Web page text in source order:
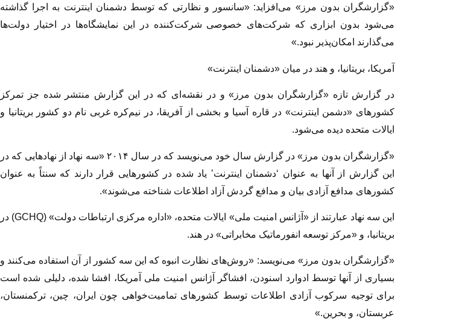
«گزارشگران بدون مرز» می‌افزاید: «سانسور و نظارتی که توسط دشمنان اینترنت به اجرا گذاشته
می‌شود بدون ابزاری که شرکت‌های خصوصی شرکت‌کننده در این نمایشگاه‌ها در اختیار دولت‌ها
می‌گذارند امکان‌پذیر نبود.»
آمریکا، بریتانیا، و هند در میان «دشمنان اینترنت»
در گزارش تازه «گزارشگران بدون مرز» و در نقشه‌ای که در این گزارش منتشر شده جز تمرکز
کشورهای «دشمن اینترنت» در قاره آسیا و بخشی از آفریقا، در نیم‌کره غربی نام دو کشور بریتانیا و
ایالات متحده دیده می‌شود.
«گزارشگران بدون مرز» در گزارش سال خود می‌نویسد که در سال ۲۰۱۴ «سه نهاد از نهادهایی که در
این گزارش از آنها به عنوان ‘دشمنان اینترنت’ یاد شده در کشورهایی قرار دارند که سنتاً به عنوان
کشورهای مدافع آزادی بیان و مدافع گردش آزاد اطلاعات شناخته می‌شوند».
این سه نهاد عبارتند از «آژانس امنیت ملی» ایالات متحده، «اداره مرکزی ارتباطات دولت» (GCHQ) در
بریتانیا، و «مرکز توسعه انفورماتیک مخابراتی» در هند.
«گزارشگران بدون مرز» می‌نویسد: «روش‌های نظارت انبوه که این سه کشور از آن استفاده می‌کنند و
بسیاری از آنها توسط ادوارد اسنودن، افشاگر آژانس امنیت ملی آمریکا، افشا شده، دلیلی شده‌ است
برای توجیه سرکوب آزادی اطلاعات توسط کشورهای تمامیت‌خواهی چون ایران، چین، ترکمنستان،
عربستان، و بحرین.»